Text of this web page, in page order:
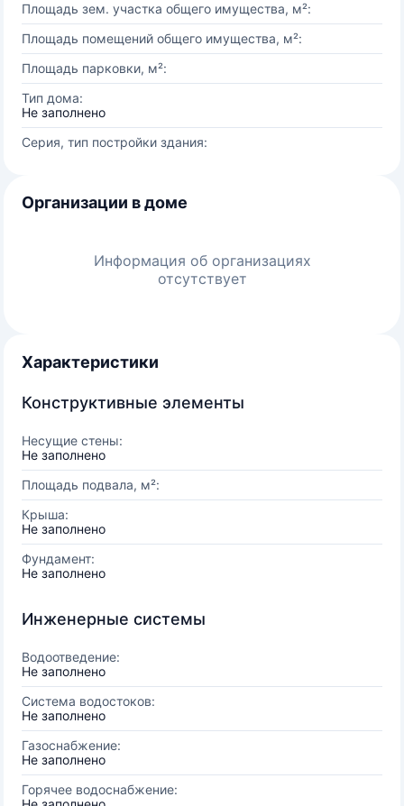
Площадь зем. участка общего имущества, м²:
Площадь помещений общего имущества, м²:
Площадь парковки, м²:
Тип дома:
Не заполнено
Серия, тип постройки здания:
Организации в доме
Информация об организациях
отсутствует
Характеристики
Конструктивные элементы
Несущие стены:
Не заполнено
Площадь подвала, м²:
Крыша:
Не заполнено
Фундамент:
Не заполнено
Инженерные системы
Водоотведение:
Не заполнено
Система водостоков:
Не заполнено
Газоснабжение:
Не заполнено
Горячее водоснабжение: